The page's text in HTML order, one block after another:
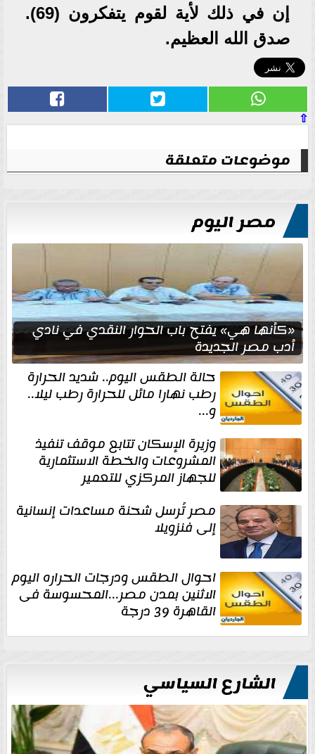
إن في ذلك لأية لقوم يتفكرون (69).
صدق الله العظيم.
⇧
موضوعات متعلقة
مصر اليوم
«كأنها هي» يفتح باب الحوار النقدي في نادي
أدب مصر الجديدة
حالة الطقس اليوم.. شديد الحرارة
رطب نهارا مائل للحرارة رطب ليلا..
و...
وزيرة الإسكان تتابع موقف تنفيذ
المشروعات والخطة الاستثمارية
للجهاز المركزي للتعمير
مصر تُرسل شحنة مساعدات إنسانية
إلى فنزويلا
احوال الطقس ودرجات الحراره اليوم
الاثنين بمدن مصر...المحسوسة فى
القاهرة 39 درجة
الشارع السياسي